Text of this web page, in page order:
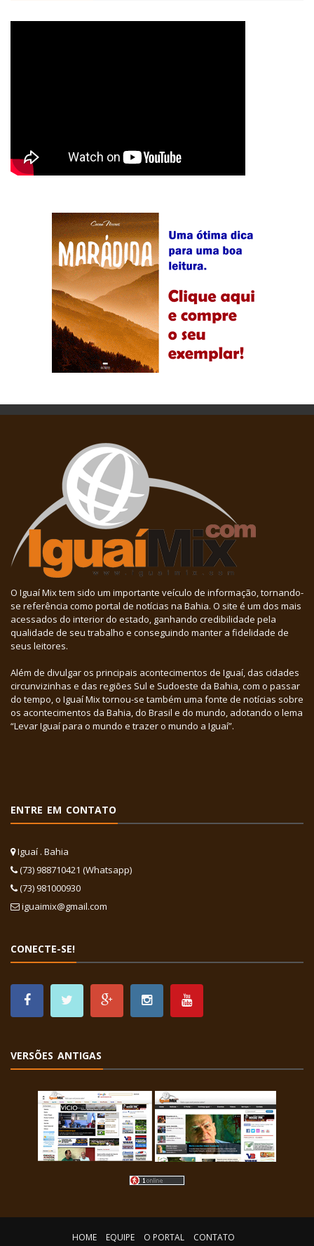
O Iguaí Mix tem sido um importante veículo de informação, tornando-
se referência como portal de notícias na Bahia. O site é um dos mais
acessados do interior do estado, ganhando credibilidade pela
qualidade de seu trabalho e conseguindo manter a fidelidade de
seus leitores.
Além de divulgar os principais acontecimentos de Iguaí, das cidades
circunvizinhas e das regiões Sul e Sudoeste da Bahia, com o passar
do tempo, o Iguaí Mix tornou-se também uma fonte de notícias sobre
os acontecimentos da Bahia, do Brasil e do mundo, adotando o lema
“Levar Iguaí para o mundo e trazer o mundo a Iguaí”.
ENTRE EM CONTATO
Iguaí . Bahia
(73) 988710421 (Whatsapp)
(73) 981000930
iguaimix@gmail.com
CONECTE-SE!
VERSÕES ANTIGAS
HOME EQUIPE O PORTAL CONTATO